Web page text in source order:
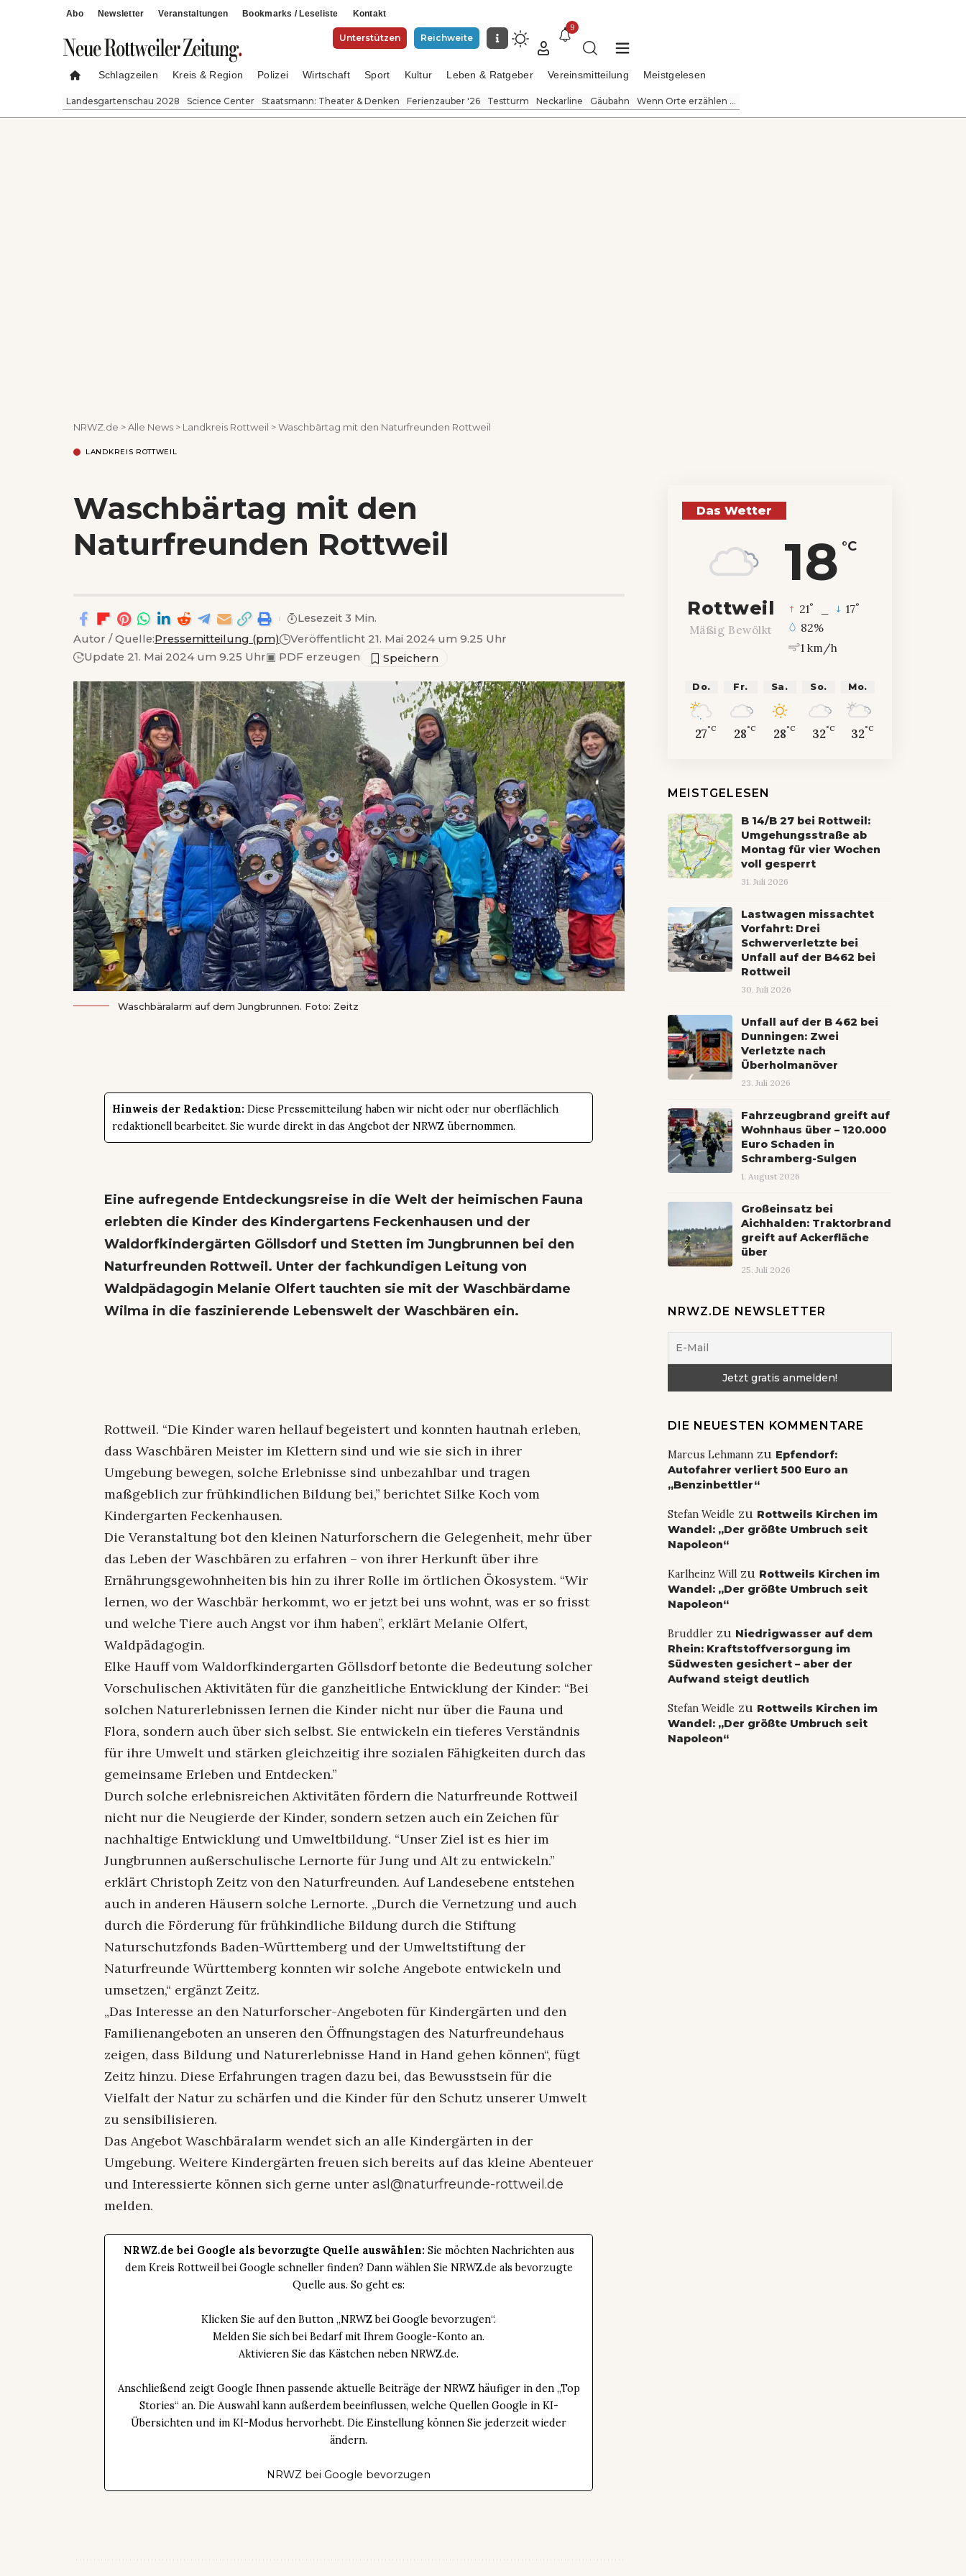
Abo Newsletter Veranstaltungen Bookmarks / Leseliste Kontakt
Unterstützen Reichweite
9
Schlagzeilen Kreis & Region Polizei Wirtschaft Sport Kultur Leben & Ratgeber Vereinsmitteilung Meistgelesen
Landesgartenschau 2028 Science Center Staatsmann: Theater & Denken Ferienzauber '26 Testturm Neckarline Gäubahn Wenn Orte erzählen ...
NRWZ.de >Alle News > Landkreis Rottweil >Waschbärtag mit den Naturfreunden Rottweil
LANDKREIS ROTTWEIL
Waschbärtag mit den
Naturfreunden Rottweil
Autor / Quelle:Pressemitteilung (pm)
Veröffentlicht 21. Mai 2024 um 9.25 Uhr
Update 21. Mai 2024 um 9.25 Uhr▣ PDF erzeugen
Lesezeit 3 Min.
Waschbäralarm auf dem Jungbrunnen. Foto: Zeitz
Hinweis der Redaktion: Diese Pressemitteilung haben wir nicht oder nur oberflächlich
redaktionell bearbeitet. Sie wurde direkt in das Angebot der NRWZ übernommen.
Eine aufregende Entdeckungsreise in die Welt der heimischen Fauna
erlebten die Kinder des Kindergartens Feckenhausen und der
Waldorfkindergärten Göllsdorf und Stetten im Jungbrunnen bei den
Naturfreunden Rottweil. Unter der fachkundigen Leitung von
Waldpädagogin Melanie Olfert tauchten sie mit der Waschbärdame
Wilma in die faszinierende Lebenswelt der Waschbären ein.
Rottweil. “Die Kinder waren hellauf begeistert und konnten hautnah erleben,
dass Waschbären Meister im Klettern sind und wie sie sich in ihrer
Umgebung bewegen, solche Erlebnisse sind unbezahlbar und tragen
maßgeblich zur frühkindlichen Bildung bei,” berichtet Silke Koch vom
Kindergarten Feckenhausen.
Die Veranstaltung bot den kleinen Naturforschern die Gelegenheit, mehr über
das Leben der Waschbären zu erfahren – von ihrer Herkunft über ihre
Ernährungsgewohnheiten bis hin zu ihrer Rolle im örtlichen Ökosystem. “Wir
lernen, wo der Waschbär herkommt, wo er jetzt bei uns wohnt, was er so frisst
und welche Tiere auch Angst vor ihm haben”, erklärt Melanie Olfert,
Waldpädagogin.
Elke Hauff vom Waldorfkindergarten Göllsdorf betonte die Bedeutung solcher
Vorschulischen Aktivitäten für die ganzheitliche Entwicklung der Kinder: “Bei
solchen Naturerlebnissen lernen die Kinder nicht nur über die Fauna und
Flora, sondern auch über sich selbst. Sie entwickeln ein tieferes Verständnis
für ihre Umwelt und stärken gleichzeitig ihre sozialen Fähigkeiten durch das
gemeinsame Erleben und Entdecken.”
Durch solche erlebnisreichen Aktivitäten fördern die Naturfreunde Rottweil
nicht nur die Neugierde der Kinder, sondern setzen auch ein Zeichen für
nachhaltige Entwicklung und Umweltbildung. “Unser Ziel ist es hier im
Jungbrunnen außerschulische Lernorte für Jung und Alt zu entwickeln.”
erklärt Christoph Zeitz von den Naturfreunden. Auf Landesebene entstehen
auch in anderen Häusern solche Lernorte. „Durch die Vernetzung und auch
durch die Förderung für frühkindliche Bildung durch die Stiftung
Naturschutzfonds Baden-Württemberg und der Umweltstiftung der
Naturfreunde Württemberg konnten wir solche Angebote entwickeln und
umsetzen,“ ergänzt Zeitz.
„Das Interesse an den Naturforscher-Angeboten für Kindergärten und den
Familienangeboten an unseren den Öffnungstagen des Naturfreundehaus
zeigen, dass Bildung und Naturerlebnisse Hand in Hand gehen können“, fügt
Zeitz hinzu. Diese Erfahrungen tragen dazu bei, das Bewusstsein für die
Vielfalt der Natur zu schärfen und die Kinder für den Schutz unserer Umwelt
zu sensibilisieren.
Das Angebot Waschbäralarm wendet sich an alle Kindergärten in der
Umgebung. Weitere Kindergärten freuen sich bereits auf das kleine Abenteuer
und Interessierte können sich gerne unterasl@naturfreunde-rottweil.de
melden.
NRWZ.de bei Google als bevorzugte Quelle auswählen: Sie möchten Nachrichten aus
dem Kreis Rottweil bei Google schneller finden? Dann wählen Sie NRWZ.de als bevorzugte
Quelle aus. So geht es:
Klicken Sie auf den Button „NRWZ bei Google bevorzugen“.
Melden Sie sich bei Bedarf mit Ihrem Google-Konto an.
Aktivieren Sie das Kästchen neben NRWZ.de.
Anschließend zeigt Google Ihnen passende aktuelle Beiträge der NRWZ häufiger in den „Top
Stories“ an. Die Auswahl kann außerdem beeinflussen, welche Quellen Google in KI-
Übersichten und im KI-Modus hervorhebt. Die Einstellung können Sie jederzeit wieder
ändern.
NRWZ bei Google bevorzugen
Das Wetter
18 °C
Rottweil
Mäßig Bewölkt
21° 17°
82%
1 km/h
Do.
27°C
Fr.
28°C
Sa.
28°C
So.
32°C
Mo.
32°C
MEISTGELESEN
B 14/B 27 bei Rottweil:
Umgehungsstraße ab
Montag für vier Wochen
voll gesperrt
31. Juli 2026
Lastwagen missachtet
Vorfahrt: Drei
Schwerverletzte bei
Unfall auf der B462 bei
Rottweil
30. Juli 2026
Unfall auf der B 462 bei
Dunningen: Zwei
Verletzte nach
Überholmanöver
23. Juli 2026
Fahrzeugbrand greift auf
Wohnhaus über – 120.000
Euro Schaden in
Schramberg-Sulgen
1. August 2026
Großeinsatz bei
Aichhalden: Traktorbrand
greift auf Ackerfläche
über
25. Juli 2026
NRWZ.DE NEWSLETTER
DIE NEUESTEN KOMMENTARE
Marcus Lehmannzu Epfendorf:
Autofahrer verliert 500 Euro an
„Benzinbettler“
Stefan Weidle zu Rottweils Kirchen im
Wandel: „Der größte Umbruch seit
Napoleon“
Karlheinz Willzu Rottweils Kirchen im
Wandel: „Der größte Umbruch seit
Napoleon“
Bruddlerzu Niedrigwasser auf dem
Rhein: Kraftstoffversorgung im
Südwesten gesichert – aber der
Aufwand steigt deutlich
Stefan Weidle zu Rottweils Kirchen im
Wandel: „Der größte Umbruch seit
Napoleon“